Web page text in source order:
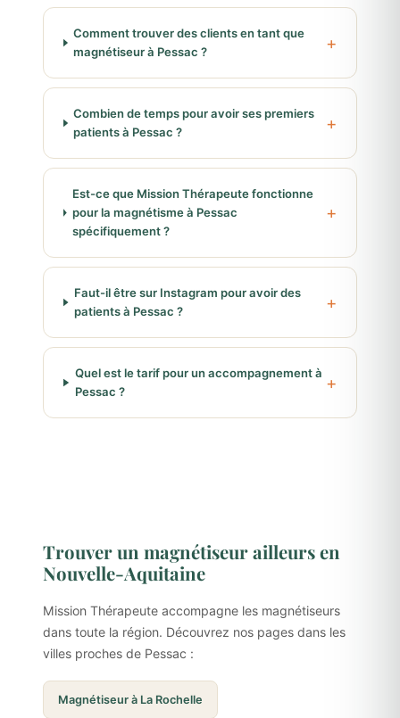
Comment trouver des clients en tant que
magnétiseur à Pessac ?
Combien de temps pour avoir ses premiers
patients à Pessac ?
Est-ce que Mission Thérapeute fonctionne
pour la magnétisme à Pessac
spécifiquement ?
Faut-il être sur Instagram pour avoir des
patients à Pessac ?
Quel est le tarif pour un accompagnement à
Pessac ?
Trouver un magnétiseur ailleurs en
Nouvelle-Aquitaine
Mission Thérapeute accompagne les magnétiseurs
dans toute la région. Découvrez nos pages dans les
villes proches de Pessac :
Magnétiseur à La Rochelle